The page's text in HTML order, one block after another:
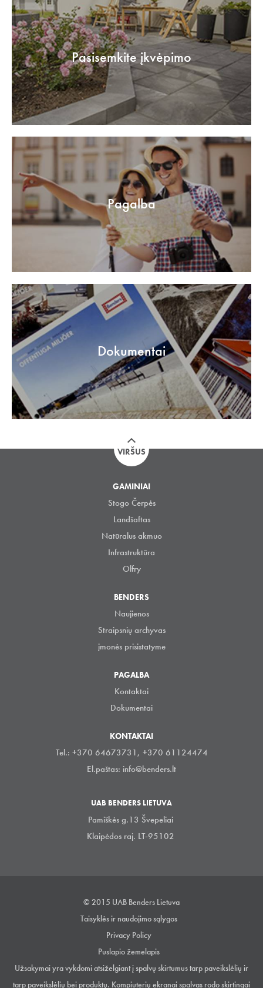
Pasisemkite įkvėpimo
Pagalba
Dokumentai
VIRŠUS
GAMINIAI
Stogo Čerpės
Landšaftas
Natūralus akmuo
Infrastruktūra
Olfry
BENDERS
Naujienos
Straipsnių archyvas
įmonės prisistatyme
PAGALBA
Kontaktai
Dokumentai
KONTAKTAI
Tel.: +370 64673731, +370 61124474
El.paštas: info@benders.lt
UAB BENDERS LIETUVA
Pamiškės g.13 Švepeliai
Klaipėdos raj. LT-95102
© 2015 UAB Benders Lietuva
Taisyklės ir naudojimo sąlygos
Privacy Policy
Puslapio žemelapis
Užsakymai yra vykdomi atsiželgiant į spalvų skirtumus tarp paveikslėlių ir
tarp paveikslėlių bei produktų. Kompiuterių ekranai spalvas rodo skirtingai